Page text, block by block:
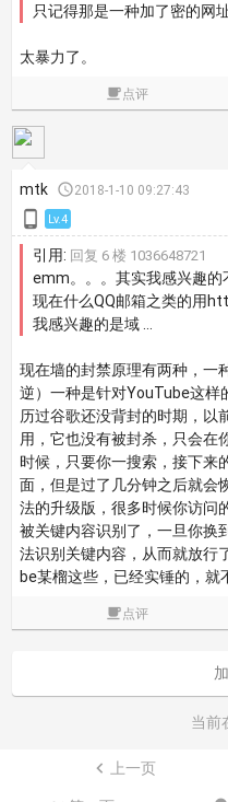
只记得那是一种加了密的网
太暴力了。
点评
mtk 2018-1-10 09:27:43
 Lv.4
引用: 回复 6 楼 1036648721
emm。。。其实我感兴趣的
现在什么QQ邮箱之类的用
我感兴趣的是域 ...
现在墙的封禁原理有两种，一
逆）一种是针对YouTube这样
历过谷歌还没背封的时期，
用，它也没有被封杀，只会在
时候，只要你一搜索，接下来
面，但是过了几分钟之后就会
法的升级版，很多时候你访问
被关键内容识别了，一旦你
法识别关键内容，从而就放行
be某榴这些，已经实锤的，就
点评
当前
 上一页